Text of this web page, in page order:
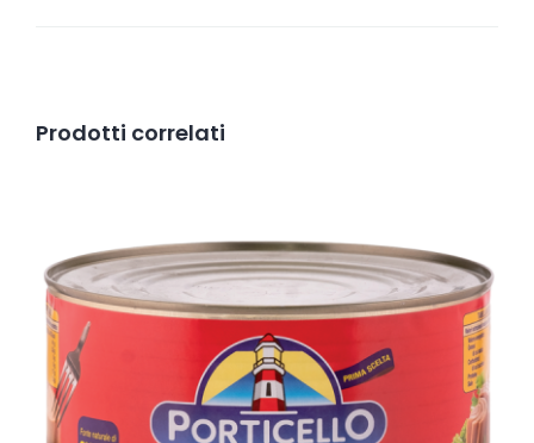
Prodotti correlati